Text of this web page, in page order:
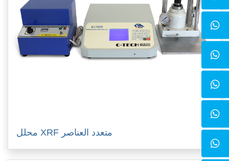
محلل XRF متعدد العناصر